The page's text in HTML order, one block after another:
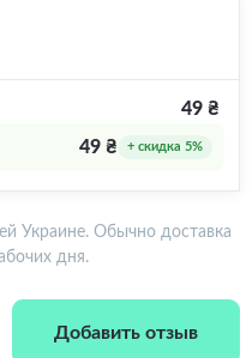
49 ₴
49 ₴ + скидка 5%
Украине. Обычно доставка
дня.
Добавить отзыв